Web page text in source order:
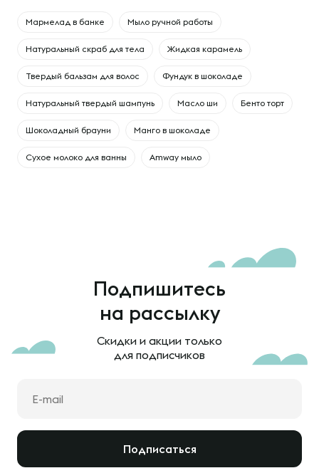
Мармелад в банке Мыло ручной работы
Натуральный скраб для тела Жидкая карамель
Твердый бальзам для волос Фундук в шоколаде
Натуральный твердый шампунь Масло ши Бенто торт
Шоколадный брауни Манго в шоколаде
Сухое молоко для ванны Amway мыло
Подпишитесь
на рассылку
Скидки и акции только
для подписчиков
Подписаться